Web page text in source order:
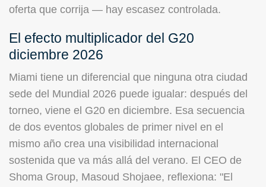
oferta que corrija — hay escasez controlada.
El efecto multiplicador del G20
diciembre 2026
Miami tiene un diferencial que ninguna otra ciudad
sede del Mundial 2026 puede igualar: después del
torneo, viene el G20 en diciembre. Esa secuencia
de dos eventos globales de primer nivel en el
mismo año crea una visibilidad internacional
sostenida que va más allá del verano. El CEO de
Shoma Group, Masoud Shojaee, reflexiona: "El